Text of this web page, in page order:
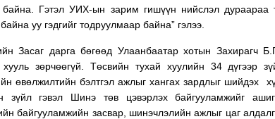
байна. Гэтэл УИХ-ын зарим гишүүн нийслэл дураараа
уу гэдгийг тодруулмаар байна” гэлээ.
Засаг дарга бөгөөд Улаанбаатар хотын Захирагч
хууль зөрчөөгүй. Төсвийн тухай хуулийн 34 дүгээр
өвөлжилтийн бэлтгэл ажлыг хангах зардлыг шийдэх
зүйл гэвэл Шинэ төв цэвэрлэх байгууламжийг
байгууламжийн засвар, шинэчлэлийн ажлыг цаг